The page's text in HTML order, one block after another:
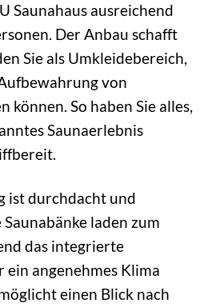
Saunahaus ausreichend
Der Anbau schafft
Sie als Umkleidebereich,
von
können. So haben Sie alles,
Saunaerlebnis
ist durchdacht und
laden zum
das integrierte
ein angenehmes Klima
einen Blick nach